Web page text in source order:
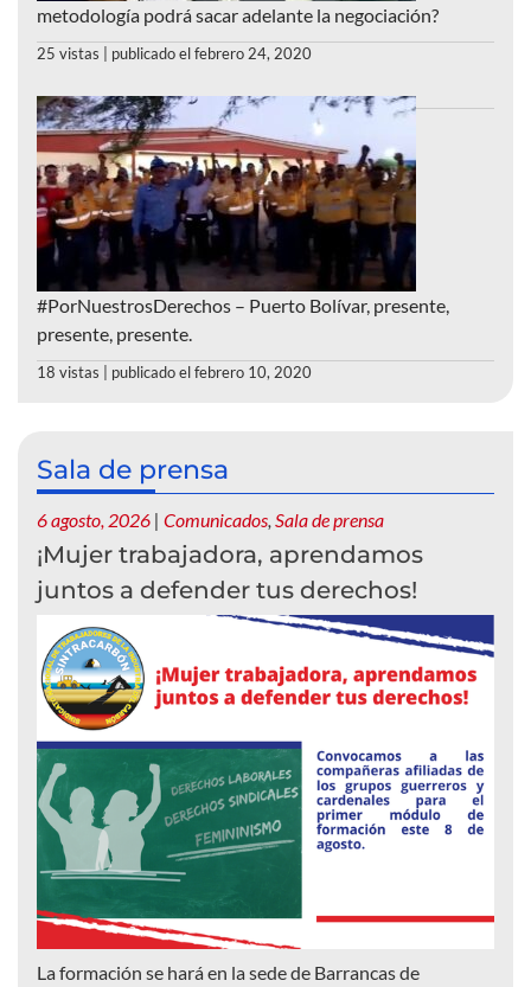
metodología podrá sacar adelante la negociación?
25 vistas publicado el febrero 24, 2020
#PorNuestrosDerechos – Puerto Bolívar, presente,
presente, presente.
18 vistas publicado el febrero 10, 2020
Sala de prensa
6 agosto, 2026 | Comunicados, Sala de prensa
¡Mujer trabajadora, aprendamos
juntos a defender tus derechos!
La formación se hará en la sede de Barrancas de